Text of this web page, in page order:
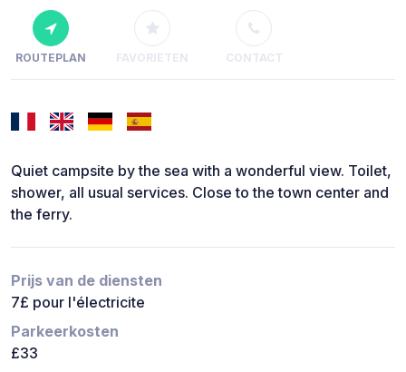
ROUTEPLAN FAVORIETEN CONTACT
Quiet campsite by the sea with a wonderful view. Toilet,
shower, all usual services. Close to the town center and
the ferry.
Prijs van de diensten
7£ pour l'électricite
Parkeerkosten
£33